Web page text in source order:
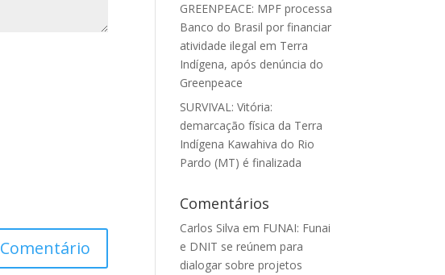
GREENPEACE: MPF processa
Banco do Brasil por financiar
atividade ilegal em Terra
Indígena, após denúncia do
Greenpeace
SURVIVAL: Vitória:
demarcação física da Terra
Indígena Kawahiva do Rio
Pardo (MT) é finalizada
Comentários
Carlos Silva em FUNAI: Funai
e DNIT se reúnem para
dialogar sobre projetos